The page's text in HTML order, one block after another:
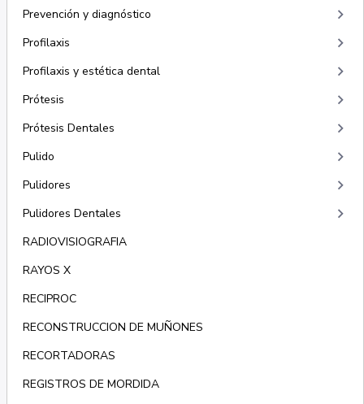
Prevención y diagnóstico keyboard_arrow_right
Profilaxis keyboard_arrow_right
Profilaxis y estética dental keyboard_arrow_right
Prótesis keyboard_arrow_right
Prótesis Dentales keyboard_arrow_right
Pulido keyboard_arrow_right
Pulidores keyboard_arrow_right
Pulidores Dentales keyboard_arrow_right
RADIOVISIOGRAFIA
RAYOS X
RECIPROC
RECONSTRUCCION DE MUÑONES
RECORTADORAS
REGISTROS DE MORDIDA